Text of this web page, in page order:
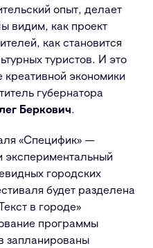
опыт, делает
видим, как проект
как становится
туристов. И это
экономики
губернатора
Беркович.
«Специфик» —
экспериментальный
городских
будет разделена
в городе»
программы
запланированы